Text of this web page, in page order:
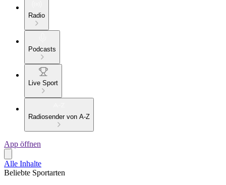
Radio
Podcasts
Live Sport
Radiosender von A-Z
App öffnen
Alle Inhalte
Beliebte Sportarten